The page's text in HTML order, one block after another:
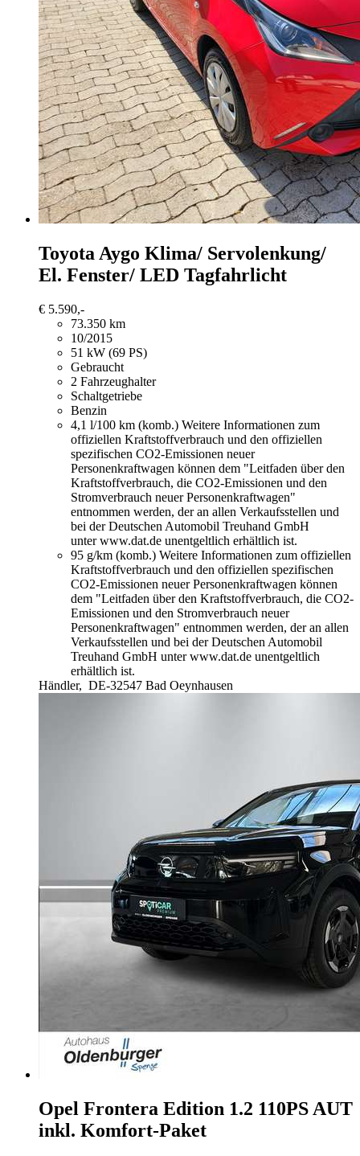
Toyota Aygo Klima/ Servolenkung/
El. Fenster/ LED Tagfahrlicht
€ 5.590,-
73.350 km
10/2015
51 kW (69 PS)
Gebraucht
2 Fahrzeughalter
Schaltgetriebe
Benzin
4,1 l/100 km (komb.) Weitere Informationen zum
offiziellen Kraftstoffverbrauch und den offiziellen
spezifischen CO2-Emissionen neuer
Personenkraftwagen können dem "Leitfaden über den
Kraftstoffverbrauch, die CO2-Emissionen und den
Stromverbrauch neuer Personenkraftwagen"
entnommen werden, der an allen Verkaufsstellen und
bei der Deutschen Automobil Treuhand GmbH
unter www.dat.de unentgeltlich erhältlich ist.
95 g/km (komb.) Weitere Informationen zum offiziellen
Kraftstoffverbrauch und den offiziellen spezifischen
CO2-Emissionen neuer Personenkraftwagen können
dem "Leitfaden über den Kraftstoffverbrauch, die CO2-
Emissionen und den Stromverbrauch neuer
Personenkraftwagen" entnommen werden, der an allen
Verkaufsstellen und bei der Deutschen Automobil
Treuhand GmbH unter www.dat.de unentgeltlich
erhältlich ist.
Händler, DE-32547 Bad Oeynhausen
Opel Frontera Edition 1.2 110PS AUT
inkl. Komfort-Paket